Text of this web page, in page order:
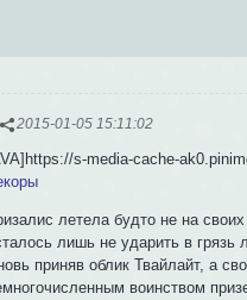
2015-01-05 15:11:02
s-media-cache-
летела будто не на
лишь не ударить в грязь
приняв облик Твайлайт, а
воинством